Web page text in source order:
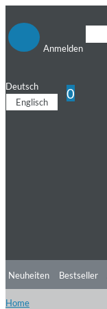
Anmelden
Deutsch
Englisch
0
Neuheiten Bestseller
Home